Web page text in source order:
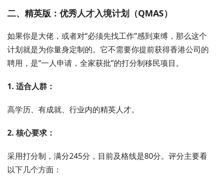
二、精英版：优秀人才入境计划（QMAS）
如果你是大佬，或者对“必须先找工作”感到束缚，那么这个
计划就是为你量身定制的。它不需要你提前获得香港公司的
聘用，是“一人申请，全家获批”的打分制移民项目。
1. 适合人群：
高学历、有成就、行业内的精英人才。
2. 核心要求：
采用打分制，满分245分，目前及格线是80分。评分主要看
以下几个方面：